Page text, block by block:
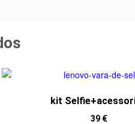
kit
39 €